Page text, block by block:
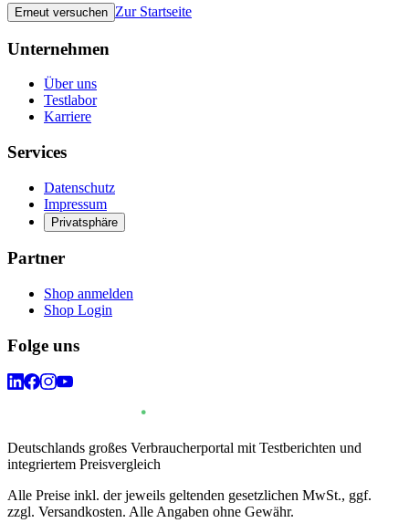
Erneut versuchen Zur Startseite
Unternehmen
Über uns
Testlabor
Karriere
Services
Datenschutz
Impressum
Privatsphäre
Partner
Shop anmelden
Shop Login
Folge uns
Deutschlands großes Verbraucherportal mit Testberichten und
integriertem Preisvergleich
Alle Preise inkl. der jeweils geltenden gesetzlichen MwSt., ggf.
zzgl. Versandkosten. Alle Angaben ohne Gewähr.